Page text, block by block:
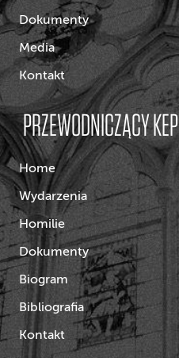
Dokumenty
Media
Kontakt
PRZEWODNICZĄCY KEP
Home
Wydarzenia
Homilie
Dokumenty
Biogram
Bibliografia
Kontakt